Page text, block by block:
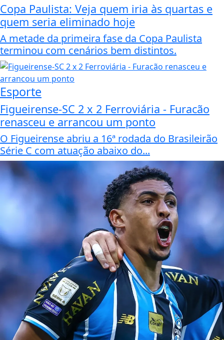
Copa Paulista: Veja quem iria às quartas e
quem seria eliminado hoje
A metade da primeira fase da Copa Paulista
terminou com cenários bem distintos.
Esporte
Figueirense-SC 2 x 2 Ferroviária - Furacão
renasceu e arrancou um ponto
O Figueirense abriu a 16ª rodada do Brasileirão
Série C com atuação abaixo do...